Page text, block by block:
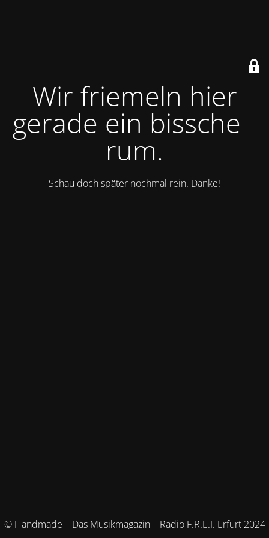
Wir friemeln hier
gerade ein bisschen
rum.
Schau doch später nochmal rein. Danke!
© Handmade – Das Musikmagazin – Radio F.R.E.I. Erfurt 2024